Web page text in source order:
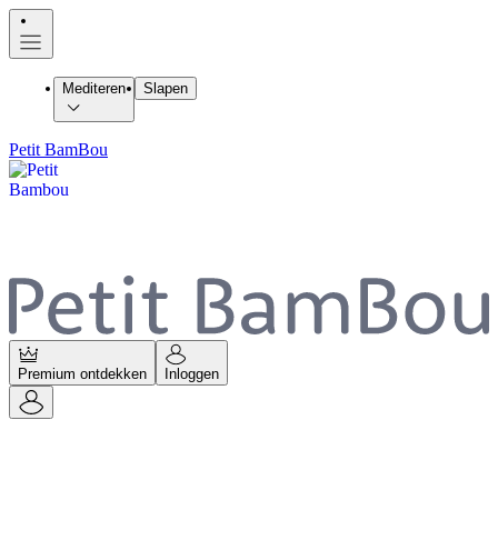
Mediteren Slapen
Petit BamBou
Premium ontdekken Inloggen